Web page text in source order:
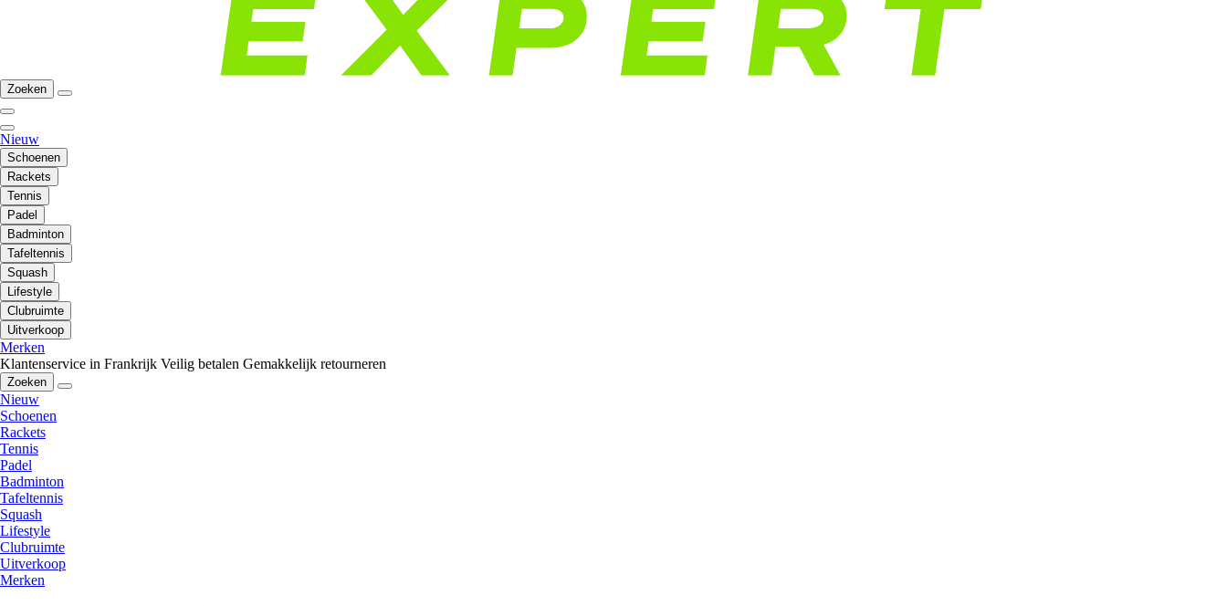
Zoeken
Nieuw
Schoenen
Rackets
Tennis
Padel
Badminton
Tafeltennis
Squash
Lifestyle
Clubruimte
Uitverkoop
Merken
Klantenservice in Frankrijk Veilig betalen Gemakkelijk retourneren
Zoeken
Nieuw
Schoenen
Rackets
Tennis
Padel
Badminton
Tafeltennis
Squash
Lifestyle
Clubruimte
Uitverkoop
Merken